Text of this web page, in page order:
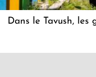
Dans le Tavush, les